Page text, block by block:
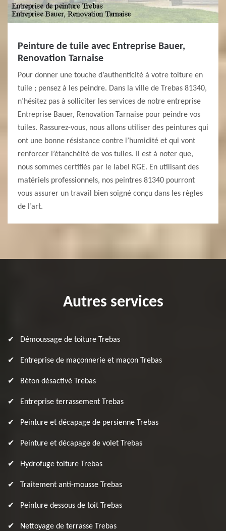
Peinture de tuile avec Entreprise Bauer,
Renovation Tarnaise
Pour donner une touche d’authenticité à votre toiture en
tuile ; pensez à les peindre. Dans la ville de Trebas 81340,
n’hésitez pas à solliciter les services de notre entreprise
Entreprise Bauer, Renovation Tarnaise pour peindre vos
tuiles. Rassurez-vous, nous allons utiliser des peintures qui
ont une bonne résistance contre l’humidité et qui vont
renforcer l’étanchéité de vos tuiles. Il est à noter que,
nous sommes certifiés par le label RGE. En utilisant des
matériels professionnels, nos peintres 81340 pourront
vous assurer un travail bien soigné conçu dans les règles
de l’art.
Autres services
Démoussage de toiture Trebas
Entreprise de maçonnerie et maçon Trebas
Béton désactivé Trebas
Entreprise terrassement Trebas
Peinture et décapage de persienne Trebas
Peinture et décapage de volet Trebas
Hydrofuge toiture Trebas
Traitement anti-mousse Trebas
Peinture dessous de toit Trebas
Nettoyage de terrasse Trebas